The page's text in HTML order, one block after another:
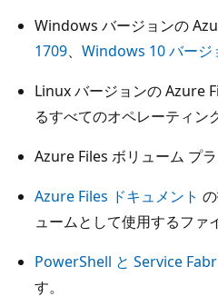
Windows バージョンの
1709、 Windows 10 バージ
Linux バージョンの Azure
るすべてのオペレーティン
Azure Files ボリューム プ
Azure Files ドキュメント
ュームとして使用するファ
PowerShell と Service
す。